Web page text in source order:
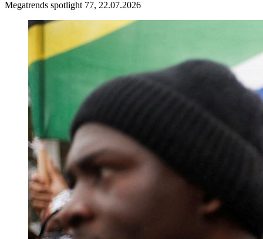
Megatrends spotlight 77, 22.07.2026